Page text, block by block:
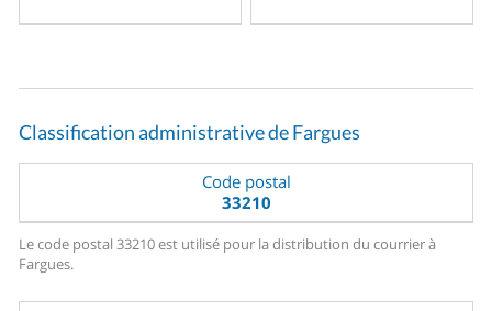
Classification administrative de Fargues
Code postal
33210
Le code postal 33210 est utilisé pour la distribution du courrier à
Fargues.